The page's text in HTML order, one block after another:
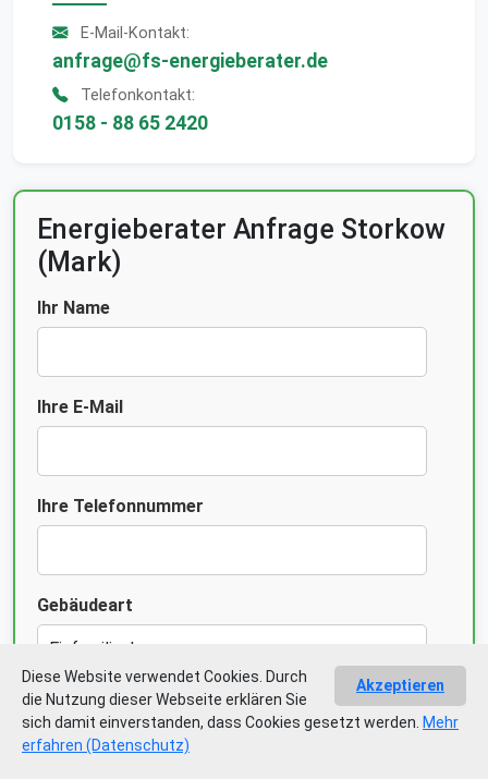
E-Mail-Kontakt:
anfrage@fs-energieberater.de
Telefonkontakt:
0158 - 88 65 2420
Energieberater Anfrage Storkow
(Mark)
Ihr Name
Ihre E-Mail
Ihre Telefonnummer
Gebäudeart
Grund der Energieberatung
Akzeptieren
Diese Website verwendet Cookies. Durch
die Nutzung dieser Webseite erklären Sie
sich damit einverstanden, dass Cookies gesetzt werden. Mehr
erfahren (Datenschutz)